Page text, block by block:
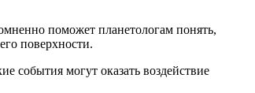
поможет планетологам понять,
поверхности.
события могут оказать воздействие